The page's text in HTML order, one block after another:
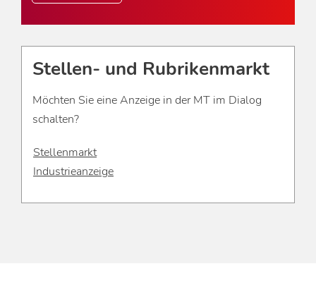
Stellen- und Rubrikenmarkt
Möchten Sie eine Anzeige in der MT im Dialog
schalten?
Stellenmarkt
Industrieanzeige